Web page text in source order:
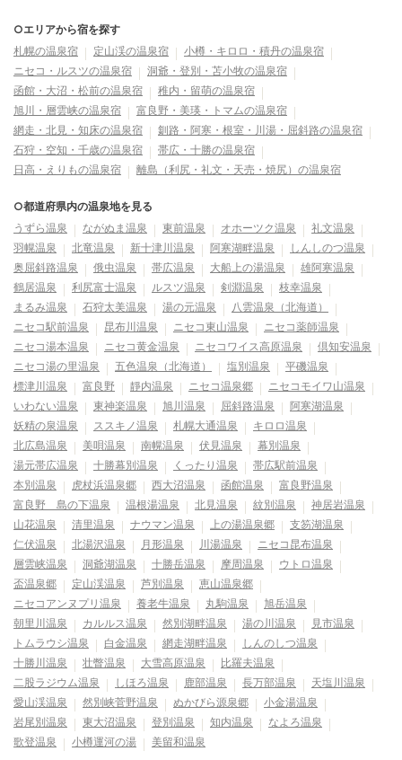
○エリアから宿を探す
札幌の温泉宿
定山渓の温泉宿
小樽・キロロ・積丹の温泉宿
ニセコ・ルスツの温泉宿
洞爺・登別・苫小牧の温泉宿
函館・大沼・松前の温泉宿
稚内・留萌の温泉宿
旭川・層雲峡の温泉宿
富良野・美瑛・トマムの温泉宿
網走・北見・知床の温泉宿
釧路・阿寒・根室・川湯・屈斜路の温泉宿
石狩・空知・千歳の温泉宿
帯広・十勝の温泉宿
日高・えりもの温泉宿
離島（利尻・礼文・天売・焼尻）の温泉宿
○都道府県内の温泉地を見る
うずら温泉
ながぬま温泉 東前温泉 オホーツク温泉
礼文温泉
羽幌温泉
北竜温泉 新十津川温泉 阿寒湖畔温泉
しんしのつ温泉
奥屈斜路温泉
俄虫温泉 帯広温泉 大船上の湯温泉
雄阿寒温泉
鶴居温泉
利尻富士温泉 ルスツ温泉 剣淵温泉
枝幸温泉
まるみ温泉
石狩太美温泉 湯の元温泉
八雲温泉（北海道）
ニセコ駅前温泉
昆布川温泉 ニセコ東山温泉
ニセコ薬師温泉
ニセコ湯本温泉
ニセコ黄金温泉 ニセコワイス高原温泉
倶知安温泉
ニセコ湯の里温泉
五色温泉（北海道） 塩別温泉
平磯温泉
標津川温泉
富良野 靜内温泉 ニセコ温泉郷
ニセコモイワ山温泉
いわない温泉
東神楽温泉 旭川温泉 屈斜路温泉
阿寒湖温泉
妖精の泉温泉
ススキノ温泉 札幌大通温泉
キロロ温泉
北広島温泉
美唄温泉 南幌温泉 伏見温泉
幕別温泉
湯元帯広温泉
十勝幕別温泉 くったり温泉
帯広駅前温泉
本別温泉
虎杖浜温泉郷 西大沼温泉 函館温泉
富良野温泉
富良野 島の下温泉
温根湯温泉 北見温泉 紋別温泉
神居岩温泉
山花温泉
清里温泉 ナウマン温泉 上の湯温泉郷
支笏湖温泉
仁伏温泉
北湯沢温泉 月形温泉 川湯温泉
ニセコ昆布温泉
層雲峡温泉
洞爺湖温泉 十勝岳温泉 摩周温泉
ウトロ温泉
盃温泉郷
定山渓温泉 芦別温泉
恵山温泉郷
ニセコアンヌプリ温泉
養老牛温泉 丸駒温泉
旭岳温泉
朝里川温泉
カルルス温泉 然別湖畔温泉 湯の川温泉
見市温泉
トムラウシ温泉
白金温泉 網走湖畔温泉
しんのしつ温泉
十勝川温泉
壮瞥温泉 大雪高原温泉
比羅夫温泉
二股ラジウム温泉
しほろ温泉 鹿部温泉 長万部温泉
天塩川温泉
愛山渓温泉
然別峡菅野温泉 ぬかびら源泉郷
小金湯温泉
岩尾別温泉
東大沼温泉 登別温泉 知内温泉
なよろ温泉
歌登温泉
小樽運河の湯 美留和温泉